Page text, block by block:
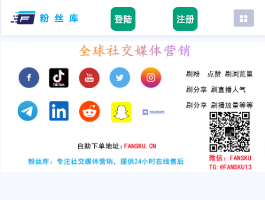
登陆 注册
首页
tiktok
youtube
instagram